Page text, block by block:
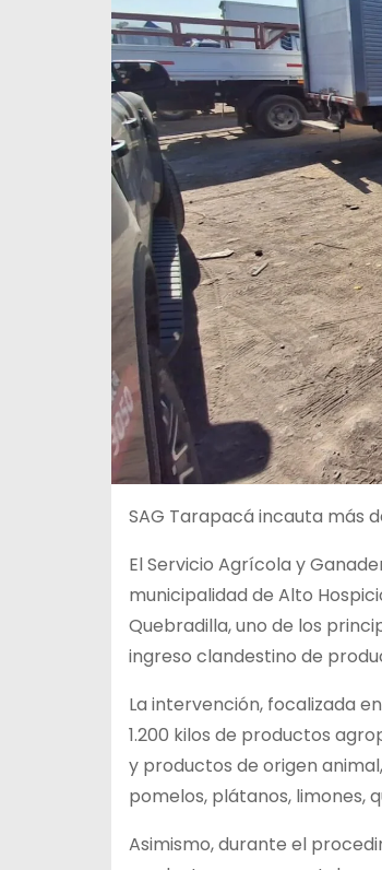
SAG Tarapacá incauta más
El Servicio Agrícola y
municipalidad de Alto
Quebradilla, uno de los
ingreso clandestino de
La intervención, focalizada
1.200 kilos de productos
y productos de origen
pomelos, plátanos, limones,
Asimismo, durante el